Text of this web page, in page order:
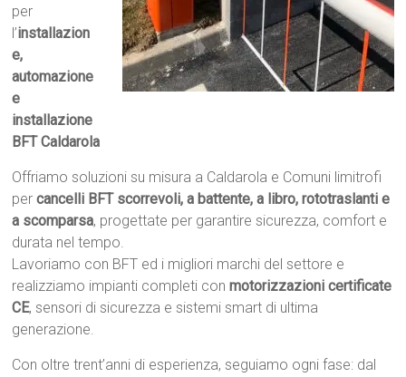
per
l’installazion
e,
automazione
e
installazione
BFT Caldarola
Offriamo soluzioni su misura a Caldarola e Comuni limitrofi
percancelli BFT scorrevoli, a battente, a libro, rototraslanti e
a scomparsa, progettate per garantire sicurezza, comfort e
durata nel tempo.
Lavoriamo con BFT ed i migliori marchi del settore e
realizziamo impianti completi conmotorizzazioni certificate
CE, sensori di sicurezza e sistemi smart di ultima
generazione.
Con oltre trent’anni di esperienza, seguiamo ogni fase: dal